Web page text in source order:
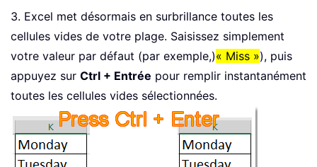
3. Excel met désormais en surbrillance toutes les
cellules vides de votre plage. Saisissez simplement
votre valeur par défaut (par exemple,)« Miss »), puis
appuyez sur Ctrl + Entrée pour remplir instantanément
toutes les cellules vides sélectionnées.